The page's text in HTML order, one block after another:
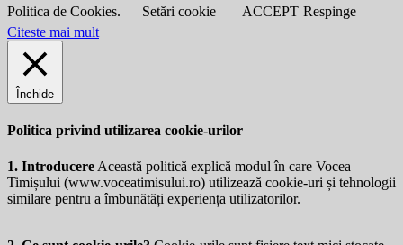
Politica de Cookies.
Setări cookie ACCEPT Respinge
Citeste mai mult
Închide
Politica privind utilizarea cookie-urilor
1. Introducere Această politică explică modul în care Vocea
Timișului (www.voceatimisului.ro) utilizează cookie-uri și tehnologii
similare pentru a îmbunătăți experiența utilizatorilor.